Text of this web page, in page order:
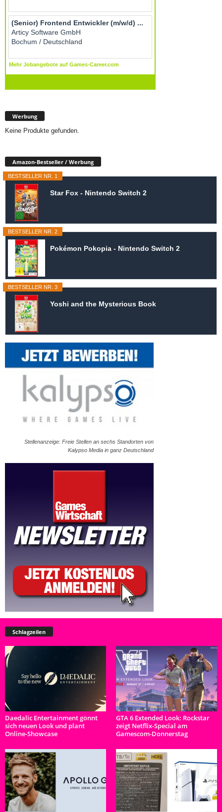
Werbung
Keine Produkte gefunden.
Amazon-Bestseller / Werbung
BESTSELLER NR. 1
Star Fox - Nintendo Switch 2
BESTSELLER NR. 2
Pokémon Pokopia - Nintendo Switch 2
BESTSELLER NR. 3
Yoshi and the Mysterious Book
Stellenanzeige: Freie Stellen an sechs Standorten von
Kalypso Media in ganz Deutschland
Schlagzeilen
Daedalic Entertainment gönnt
sich neuen Look und plant
Online-Showcase
GTA 6 Extended Look: Rockstar
zeigt Netflix-Special am
Gamescom-Donnerstag